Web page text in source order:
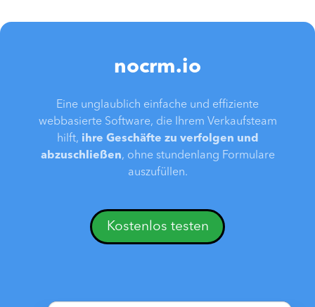
nocrm.io
Eine unglaublich einfache und effiziente
webbasierte Software, die Ihrem Verkaufsteam
hilft, ihre Geschäfte zu verfolgen und
abzuschließen, ohne stundenlang Formulare
auszufüllen.
Kostenlos testen